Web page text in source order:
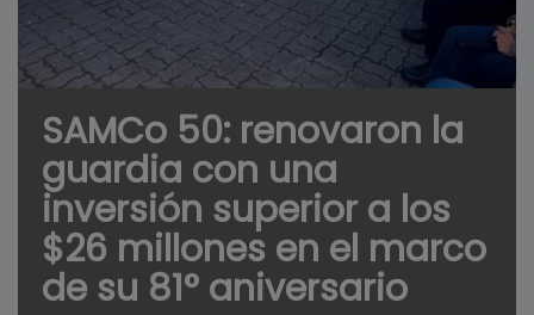
SAMCo 50: renovaron la
guardia con una
inversión superior a los
$26 millones en el marco
de su 81° aniversario